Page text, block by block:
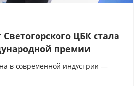
ЦБК стала
премии
в современной индустрии —